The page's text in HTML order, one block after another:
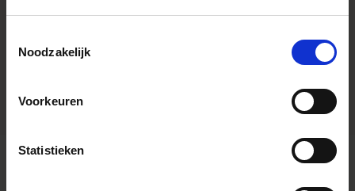
Noodzakelijk
Voorkeuren
Statistieken
with the short flange focal length.